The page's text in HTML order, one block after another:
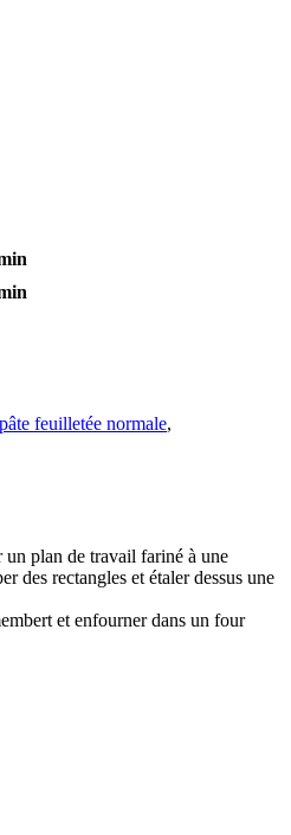
pâte feuilletée normale,
un plan de travail fariné à une
des rectangles et étaler dessus une
et enfourner dans un four